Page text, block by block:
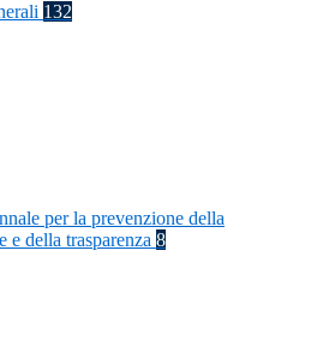
132
per la prevenzione della
e della trasparenza 8